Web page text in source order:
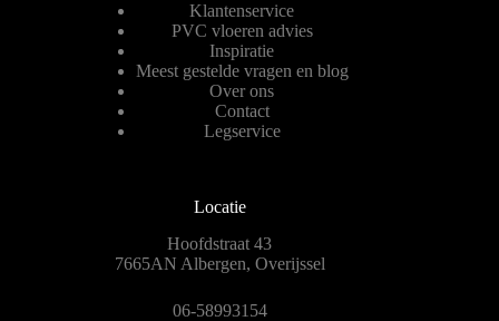
Klantenservice
PVC vloeren advies
Inspiratie
Meest gestelde vragen en blog
Over ons
Contact
Legservice
Locatie
Hoofdstraat 43
7665AN Albergen, Overijssel
06-58993154